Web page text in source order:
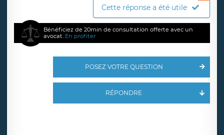
Cette réponse a été utile
Bénéficiez de 20min de consultation offerte avec un
avocat. En profiter
POSEZ VOTRE QUESTION
RÉPONDRE